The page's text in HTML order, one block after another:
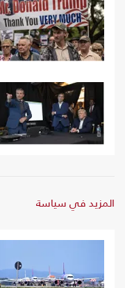
المزيد في سياسة